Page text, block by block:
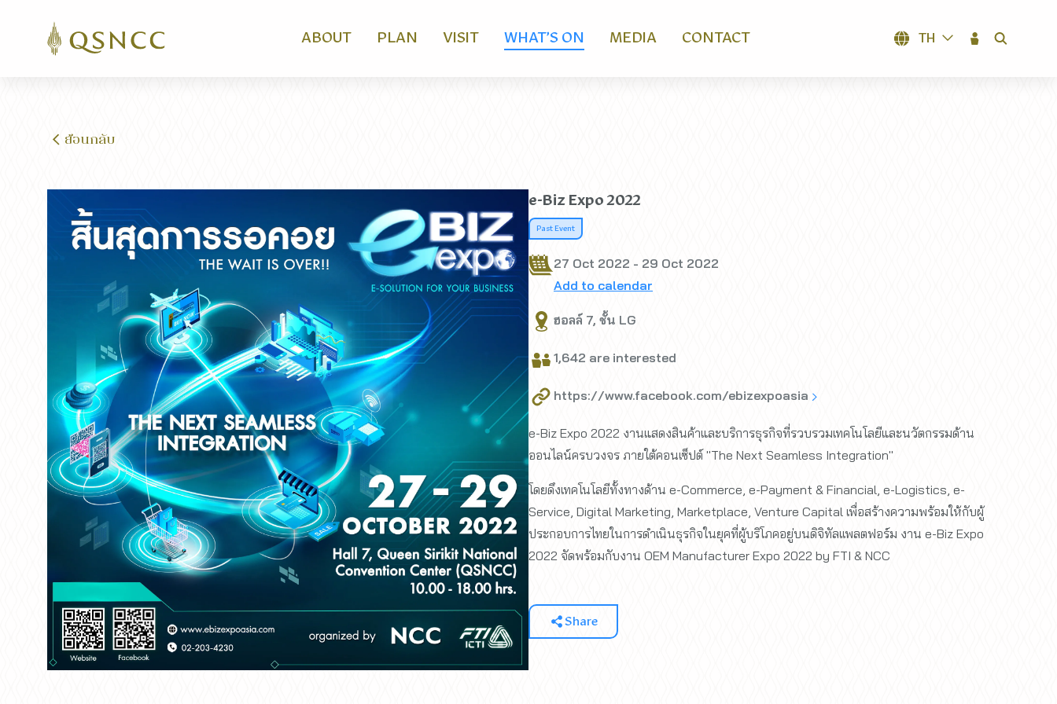
ABOUT PLAN VISIT WHAT’S ON MEDIA CONTACT TH
ย้อนกลับ
e-Biz Expo 2022
Past Event
27 Oct 2022 - 29 Oct 2022
Add to calendar
ฮอลล์ 7, ชั้น LG
1,642 are interested
https://www.facebook.com/ebizexpoasia
e-Biz Expo 2022 งานแสดงสินค้าและบริการธุรกิจที่รวบรวมเทคโนโลยีและนวัตกรรมด้าน
ออนไลน์ครบวงจร ภายใต้คอนเซ็ปต์ "The Next Seamless Integration"
โดยดึงเทคโนโลยีทั้งทางด้าน e-Commerce, e-Payment & Financial, e-Logistics, e-
Service, Digital Marketing, Marketplace, Venture Capital เพื่อสร้างความพร้อมให้กับผู้
ประกอบการไทยในการดำเนินธุรกิจในยุคที่ผู้บริโภคอยู่บนดิจิทัลเเพลตฟอร์ม งาน e-Biz Expo
2022 จัดพร้อมกับงาน OEM Manufacturer Expo 2022 by FTI & NCC
Share